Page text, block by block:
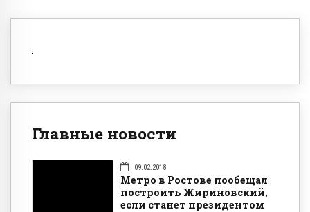
Главные новости
09.02.2018
Метро в Ростове пообещал
построить Жириновский,
если станет президентом